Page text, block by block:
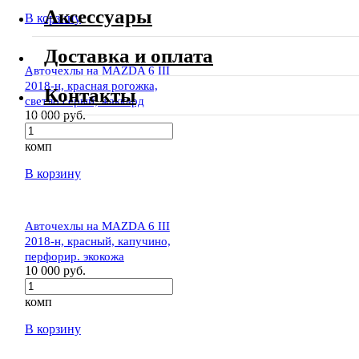
В корзину
Авточехлы на MAZDA 6 III
2018-н, красная рогожка,
светло серый, жаккард
10 000 руб.
комп
В корзину
Авточехлы на MAZDA 6 III
2018-н, красный, капучино,
перфорир. экокожа
10 000 руб.
комп
В корзину
Аксессуары
Доставка и оплата
Контакты